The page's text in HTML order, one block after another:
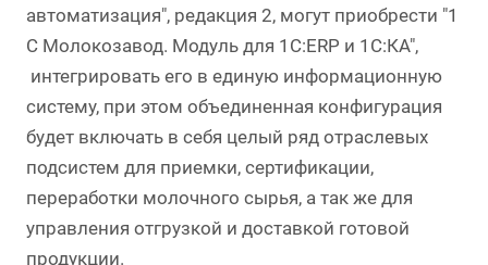
автоматизация", редакция 2, могут приобрести "1
C Молокозавод. Модуль для 1С:ERP и 1С:КА",
интегрировать его в единую информационную
систему, при этом объединенная конфигурация
будет включать в себя целый ряд отраслевых
подсистем для приемки, сертификации,
переработки молочного сырья, а так же для
управления отгрузкой и доставкой готовой
продукции.